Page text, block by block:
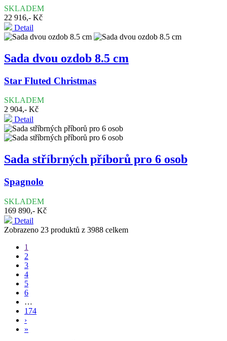
SKLADEM
22 916,- Kč
Detail
Sada dvou ozdob 8.5 cm
Star Fluted Christmas
SKLADEM
2 904,- Kč
Detail
Sada stříbrných příborů pro 6 osob
Spagnolo
SKLADEM
169 890,- Kč
Detail
Zobrazeno 23 produktů z 3988 celkem
1
2
3
4
5
6
…
174
›
»